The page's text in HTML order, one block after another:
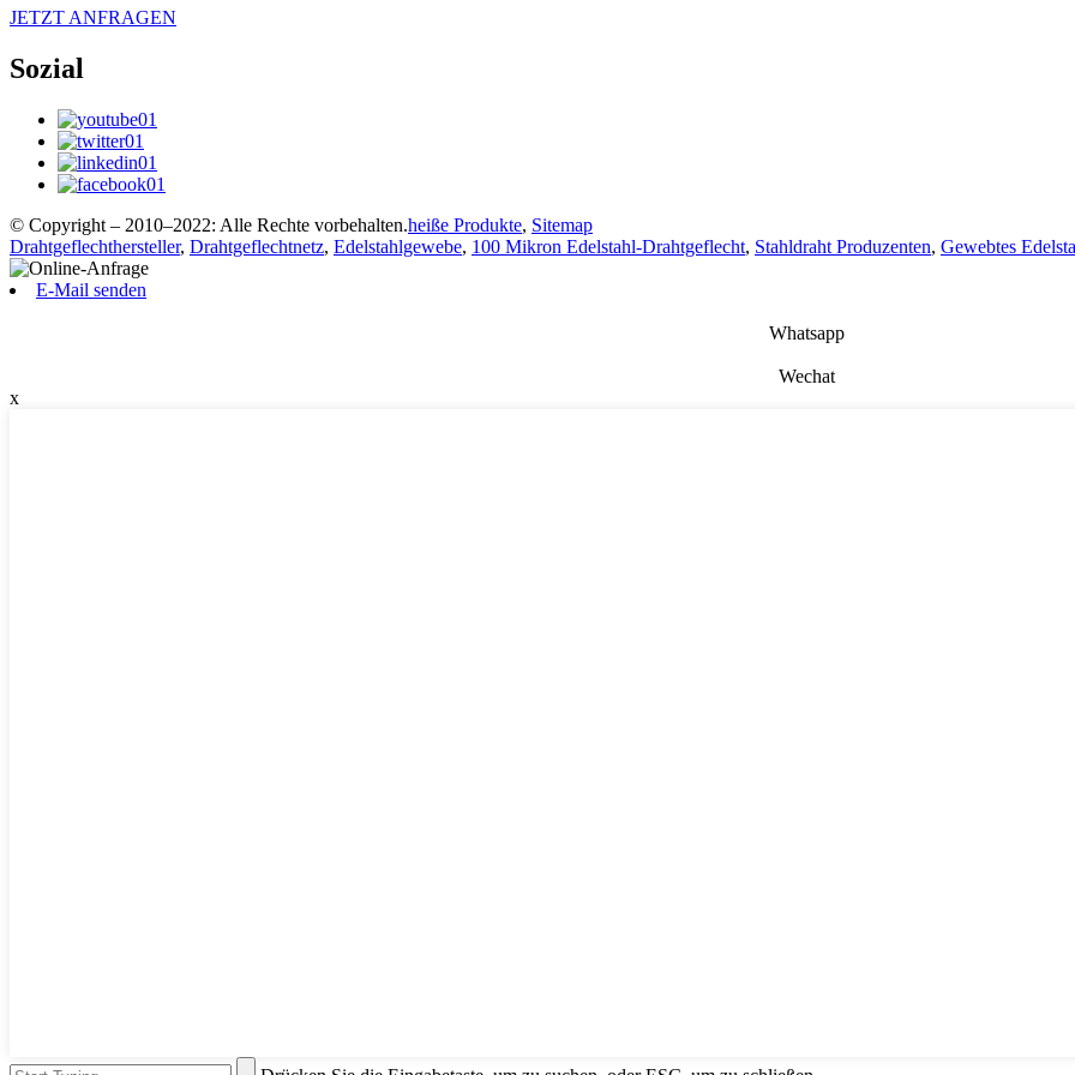
JETZT ANFRAGEN
Sozial
© Copyright – 2010–2022: Alle Rechte vorbehalten.heiße Produkte, Sitemap
Drahtgeflechthersteller, Drahtgeflechtnetz, Edelstahlgewebe, 100 Mikron Edelstahl-Drahtgeflecht, Stahldraht Produzenten, Gewebtes
E-Mail senden
Whatsapp
Wechat
x